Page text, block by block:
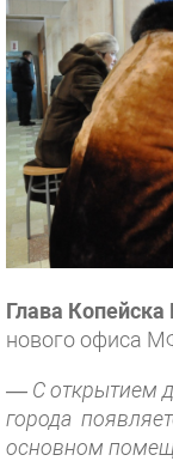
Глава
нового офиса
— С открытием
города
основном